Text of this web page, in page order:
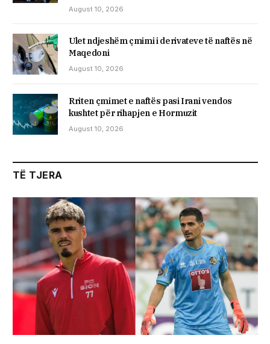
August 10, 2026
Ulet ndjeshëm çmimi i derivateve të naftës në
Maqedoni
August 10, 2026
Rriten çmimet e naftës pasi Irani vendos
kushtet për rihapjen e Hormuzit
August 10, 2026
TË TJERA